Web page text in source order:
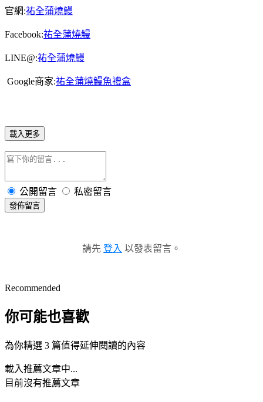
官網:祐全蒲燒鰻
Facebook:祐全蒲燒鰻
LINE@:祐全蒲燒鰻
Google商家:祐全蒲燒鰻魚禮盒
載入更多
公開留言 私密留言
發佈留言
請先 登入 以發表留言。
Recommended
你可能也喜歡
為你精選 3 篇值得延伸閱讀的內容
載入推薦文章中...
目前沒有推薦文章